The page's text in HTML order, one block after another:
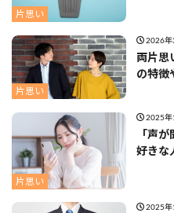
片思い
片思い
2026年
両片思
の特徴
片思い
2025年
「声
好きな
2025年